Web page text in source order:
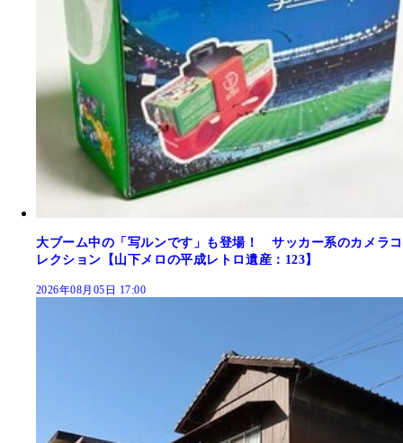
大ブーム中の「写ルンです」も登場！ サッカー系のカメラコ
レクション【山下メロの平成レトロ遺産：123】
2026年08月05日 17:00